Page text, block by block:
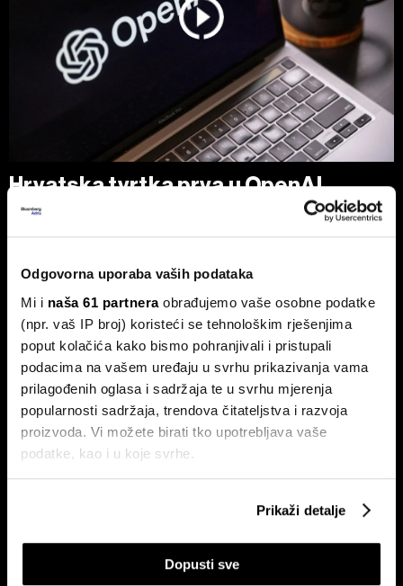
Odgovorna uporaba vaših podataka
Mi i naša 61 partneraobrađujemo vaše osobne podatke
(npr. vaš IP broj) koristeći se tehnološkim rješenjima
poput kolačića kako bismo pohranjivali i pristupali
podacima na vašem uređaju u svrhu prikazivanja vama
prilagođenih oglasa i sadržaja te u svrhu mjerenja
popularnosti sadržaja, trendova čitateljstva i razvoja
proizvoda. Vi možete birati tko upotrebljava vaše
podatke, kao i u koje svrhe.
Prikupljati podatke o vašoj geografskoj lokaciji,
koji mogu biti precizni do radijusa od nekoliko metara
Prepoznati vaš uređaj tako što ćemo aktivno
Prikaži detalje
Dopusti sve
Hrvatska tvrtka prva u OpenAI
partnerskoj mreži - Tehnologija je
globalna, ali biznis je lokalan
stvaranje mjerljivog poslovnog rezultata.
Hrvatska je izgradila mreže,